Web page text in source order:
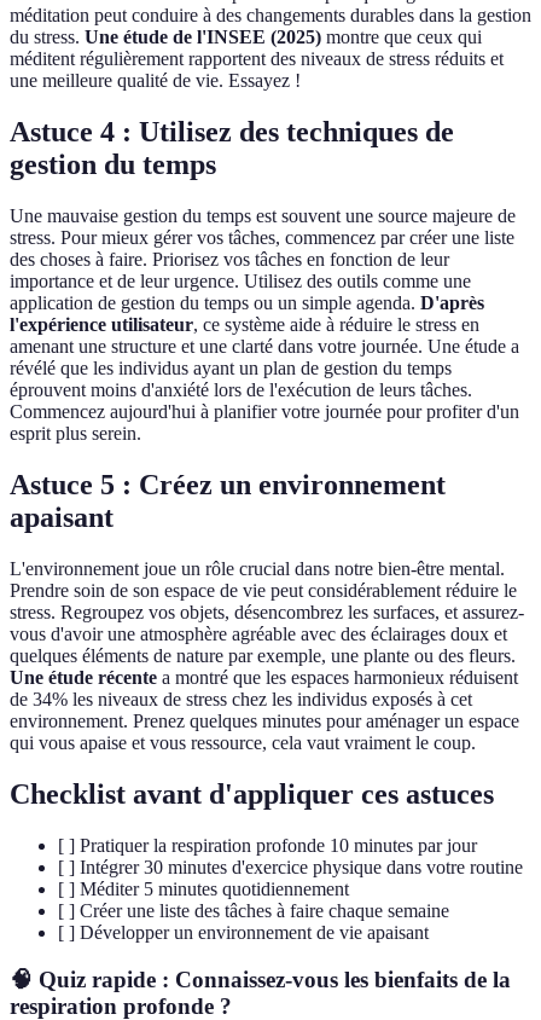
méditation peut conduire à des changements durables dans la gestion
du stress. Une étude de l'INSEE (2025) montre que ceux qui
méditent régulièrement rapportent des niveaux de stress réduits et
une meilleure qualité de vie. Essayez !
Astuce 4 : Utilisez des techniques de
gestion du temps
Une mauvaise gestion du temps est souvent une source majeure de
stress. Pour mieux gérer vos tâches, commencez par créer une liste
des choses à faire. Priorisez vos tâches en fonction de leur
importance et de leur urgence. Utilisez des outils comme une
application de gestion du temps ou un simple agenda. D'après
l'expérience utilisateur, ce système aide à réduire le stress en
amenant une structure et une clarté dans votre journée. Une étude a
révélé que les individus ayant un plan de gestion du temps
éprouvent moins d'anxiété lors de l'exécution de leurs tâches.
Commencez aujourd'hui à planifier votre journée pour profiter d'un
esprit plus serein.
Astuce 5 : Créez un environnement
apaisant
L'environnement joue un rôle crucial dans notre bien-être mental.
Prendre soin de son espace de vie peut considérablement réduire le
stress. Regroupez vos objets, désencombrez les surfaces, et assurez-
vous d'avoir une atmosphère agréable avec des éclairages doux et
quelques éléments de nature par exemple, une plante ou des fleurs.
Une étude récente a montré que les espaces harmonieux réduisent
de 34% les niveaux de stress chez les individus exposés à cet
environnement. Prenez quelques minutes pour aménager un espace
qui vous apaise et vous ressource, cela vaut vraiment le coup.
Checklist avant d'appliquer ces astuces
[ ] Pratiquer la respiration profonde 10 minutes par jour
[ ] Intégrer 30 minutes d'exercice physique dans votre routine
[ ] Méditer 5 minutes quotidiennement
[ ] Créer une liste des tâches à faire chaque semaine
[ ] Développer un environnement de vie apaisant
🧠 Quiz rapide : Connaissez-vous les bienfaits de la
respiration profonde ?